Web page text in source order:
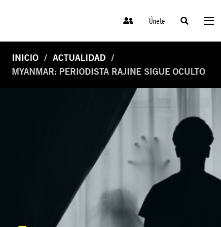
Únete
INICIO
ACTUALIDAD
MYANMAR: PERIODISTA RAJINE SIGUE OCULTO